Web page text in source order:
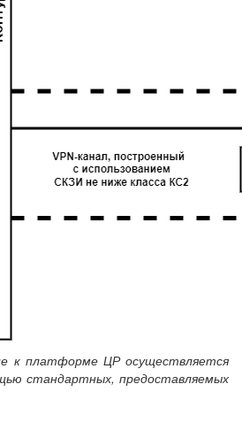
к платформе ЦР осуществляется
стандартных, предоставляемых